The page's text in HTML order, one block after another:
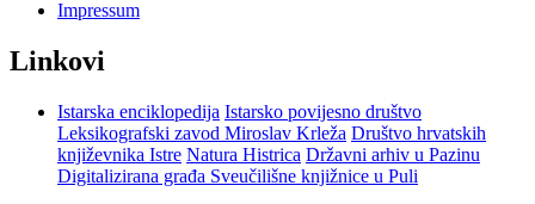
Impressum
Linkovi
Istarska enciklopedija Istarsko povijesno društvo
Leksikografski zavod Miroslav Krleža Društvo hrvatskih
književnika Istre Natura Histrica Državni arhiv u Pazinu
Digitalizirana građa Sveučilišne knjižnice u Puli